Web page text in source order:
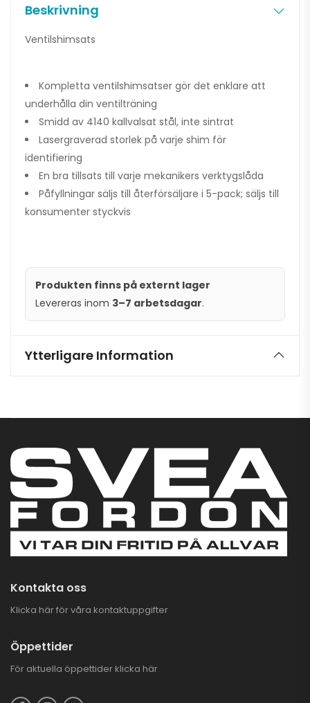
Beskrivning
Ventilshimsats
Kompletta ventilshimsatser gör det enklare att
underhålla din ventilträning
Smidd av 4140 kallvalsat stål, inte sintrat
Lasergraverad storlek på varje shim för
identifiering
En bra tillsats till varje mekanikers verktygslåda
Påfyllningar säljs till återförsäljare i 5-pack; säljs till
konsumenter styckvis
Produkten finns på externt lager
Levereras inom 3–7 arbetsdagar.
Ytterligare Information
Kontakta oss
Klicka här för våra kontaktuppgifter
Öppettider
För aktuella öppettider klicka här